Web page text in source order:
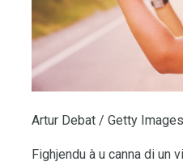
Artur Debat / Getty Images
Fighjendu à u canna di un